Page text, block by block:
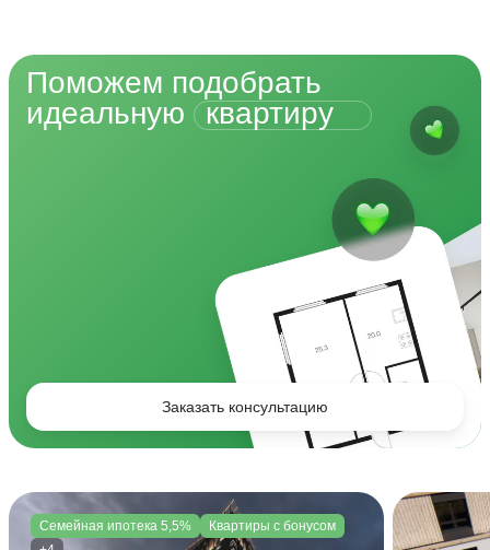
Поможем подобрать
идеальную
квартиру
Заказать консультацию
Семейная ипотека 5,5%
Квартиры с бонусом